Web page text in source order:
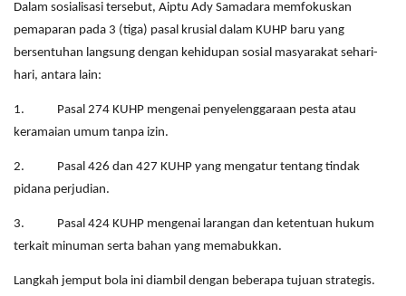
Dalam sosialisasi tersebut, Aiptu Ady Samadara memfokuskan
pemaparan pada 3 (tiga) pasal krusial dalam KUHP baru yang
bersentuhan langsung dengan kehidupan sosial masyarakat sehari-
hari, antara lain:
1. Pasal 274 KUHP mengenai penyelenggaraan pesta atau
keramaian umum tanpa izin.
2. Pasal 426 dan 427 KUHP yang mengatur tentang tindak
pidana perjudian.
3. Pasal 424 KUHP mengenai larangan dan ketentuan hukum
terkait minuman serta bahan yang memabukkan.
Langkah jemput bola ini diambil dengan beberapa tujuan strategis.